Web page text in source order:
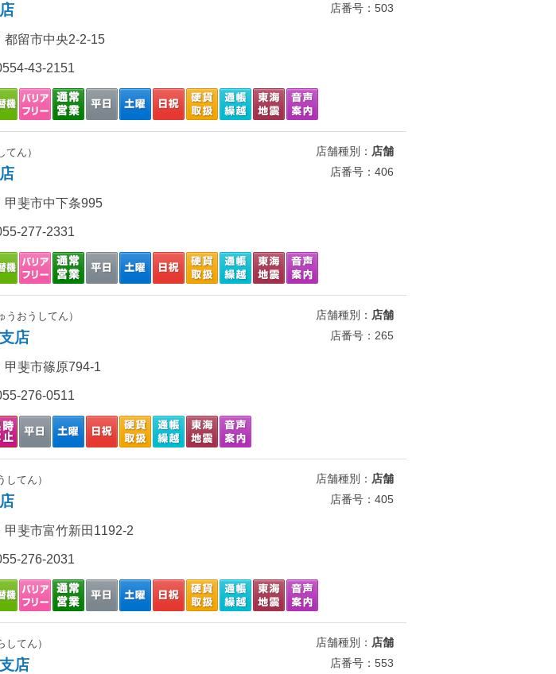
店番号：503
留市中央2-2-15
43-2151
てん） 店舗種別： 店舗
店番号：406
斐市中下条995
277-2331
うおうしてん）
店
店舗種別： 店舗
店番号：265
斐市篠原794-1
276-0511
してん） 店舗種別： 店舗
店番号：405
斐市富竹新田1192-2
276-2031
してん）
店
店舗種別： 店舗
店番号：553